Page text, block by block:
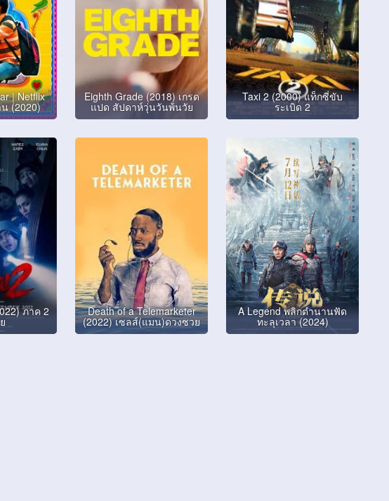
| Netflix
(2020)
Eighth Grade (2018) เกรด
แปด สัปดาห์วุ่นวันพ้นวัย
Taxi 2 (2000) แท็กซี่ขับ
ระเบิด 2
ภาค 2 Death of a Telemarketer
(2022) เซลส์(แมน)ดวงซวย
A Legend พลิกตำนานฟัด
ทะลุเวลา (2024)